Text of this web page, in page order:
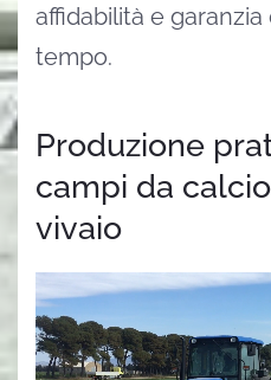
affidabilità e
tempo.
Produzione
campi da
vivaio